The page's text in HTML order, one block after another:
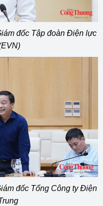
đốc Tập đoàn Điện lực
đốc Tổng Công ty Điện